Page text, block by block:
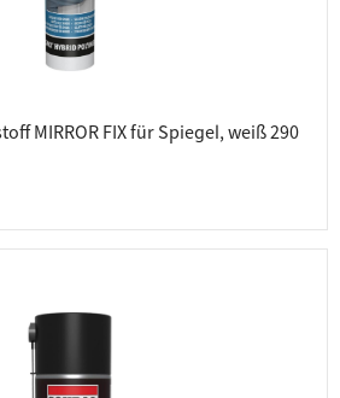
MIRROR FIX für Spiegel, weiß 290